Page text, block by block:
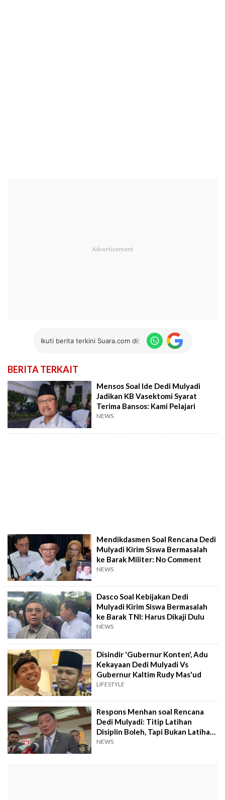
Ikuti berita terkini Suara.com di:
BERITA TERKAIT
Mensos Soal Ide Dedi Mulyadi
Jadikan KB Vasektomi Syarat
Terima Bansos: Kami Pelajari
NEWS
Mendikdasmen Soal Rencana Dedi
Mulyadi Kirim Siswa Bermasalah
ke Barak Militer: No Comment
NEWS
Dasco Soal Kebijakan Dedi
Mulyadi Kirim Siswa Bermasalah
ke Barak TNI: Harus Dikaji Dulu
NEWS
Disindir 'Gubernur Konten', Adu
Kekayaan Dedi Mulyadi Vs
Gubernur Kaltim Rudy Mas'ud
LIFESTYLE
Respons Menhan soal Rencana
Dedi Mulyadi: Titip Latihan
Disiplin Boleh, Tapi Bukan Latihan
Militer
NEWS